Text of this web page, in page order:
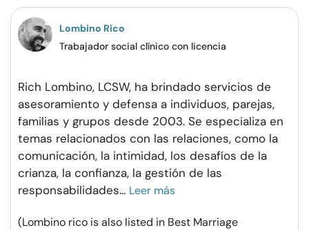
Lombino Rico
Trabajador social clínico con licencia
Rich Lombino, LCSW, ha brindado servicios de
asesoramiento y defensa a individuos, parejas,
familias y grupos desde 2003. Se especializa en
temas relacionados con las relaciones, como la
comunicación, la intimidad, los desafíos de la
crianza, la confianza, la gestión de las
responsabilidades... Leer más
(Lombino rico is also listed in Best Marriage